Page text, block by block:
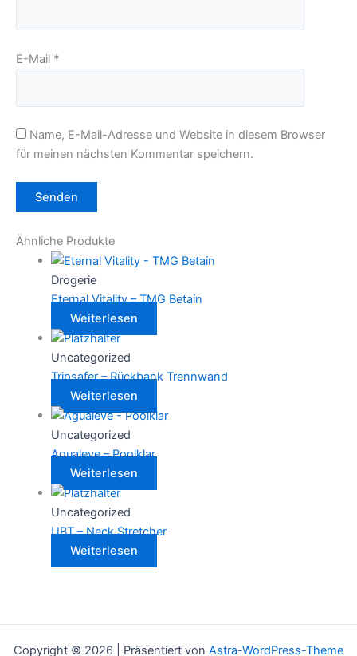
E-Mail *
Name, E-Mail-Adresse und Website in diesem Browser
für meinen nächsten Kommentar speichern.
Ähnliche Produkte
Drogerie
Eternal Vitality – TMG Betain
Weiterlesen
Uncategorized
Tripsafer – Rückbank Trennwand
Weiterlesen
Uncategorized
Agualeve – Poolklar
Weiterlesen
Uncategorized
UBT – Neck Stretcher
Weiterlesen
Copyright © 2026 | Präsentiert von Astra-WordPress-Theme